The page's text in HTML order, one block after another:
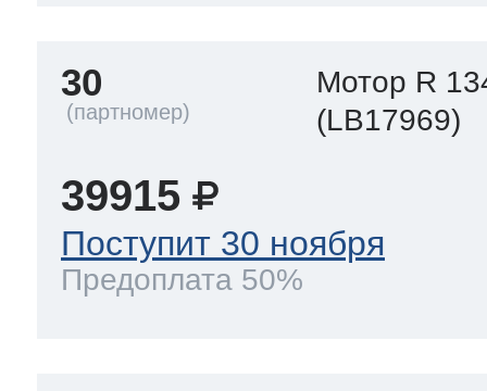
30
Мотор R
(LB17969)
39915
Поступит 30 ноября
Предоплата 50%